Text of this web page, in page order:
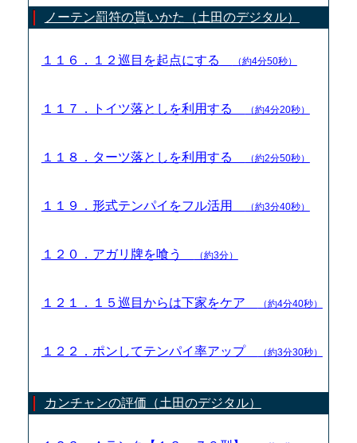
ノーテン罰符の貰いかた（土田のデジタル）
１１６．１２巡目を起点にする （約4分50秒）
１１７．トイツ落としを利用する （約4分20秒）
１１８．ターツ落としを利用する （約2分50秒）
１１９．形式テンパイをフル活用 （約3分40秒）
１２０．アガリ牌を喰う （約3分）
１２１．１５巡目からは下家をケア （約4分40秒）
１２２．ポンしてテンパイ率アップ （約3分30秒）
カンチャンの評価（土田のデジタル）